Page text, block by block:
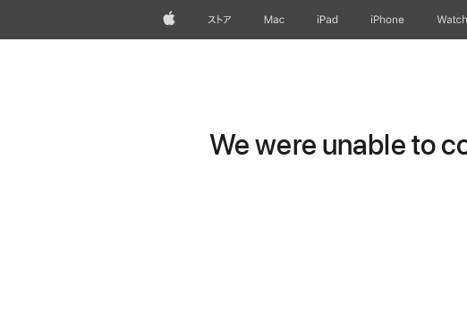
Appleストア Mac iPad iPhone Watch
We were unable to